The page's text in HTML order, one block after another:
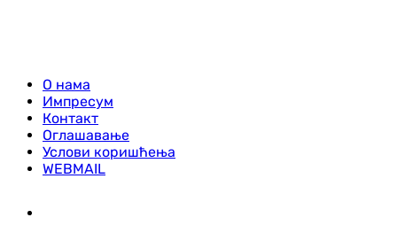
О нама
Импресум
Контакт
Оглашавање
Услови коришћења
WEBMAIL